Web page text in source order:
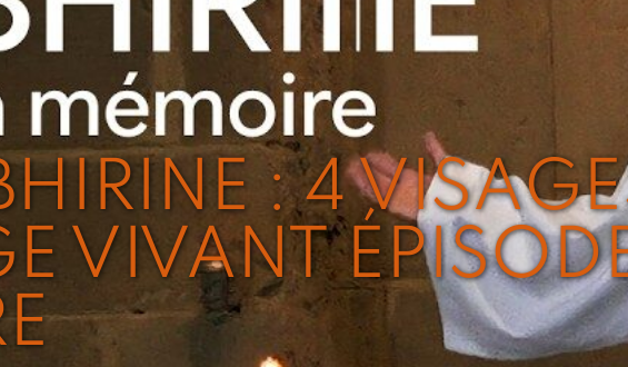
: 4
VIVANT